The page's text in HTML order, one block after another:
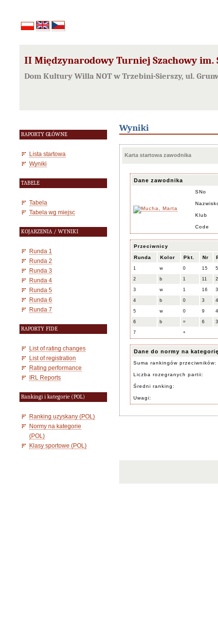
II Międzynarodowy Turniej Szachowy im.
Dom Kultury Willa NOT w Trzebini-Sierszy, ul.
RAPORTY GŁÓWNE
Lista startowa
Wyniki
TABELE
Tabela
Tabela wg miejsc
KOJARZENIA / WYNIKI
Runda 1
Runda 2
Runda 3
Runda 4
Runda 5
Runda 6
Runda 7
RAPORTY FIDE
List of rating changes
List of registration
Rating performance
IRL Reports
Rankingi i kategorie (POL)
Ranking uzyskany (POL)
Normy na kategorie
(POL)
Klasy sportowe (POL)
Wyniki
Karta startowa zawodnika
Dane zawodnika
SNo
Klub
Code
Przeciwnicy
Runda Kolor Pkt. Nr
1 w 0 15
2 b 1 11
3 w 1 16
4 b 0 3
5 w 0 9
6 b = 6
7 +
Dane do normy na
Suma rankingów przeciwników:
Liczba rozegranych partii:
Średni ranking:
Uwagi: